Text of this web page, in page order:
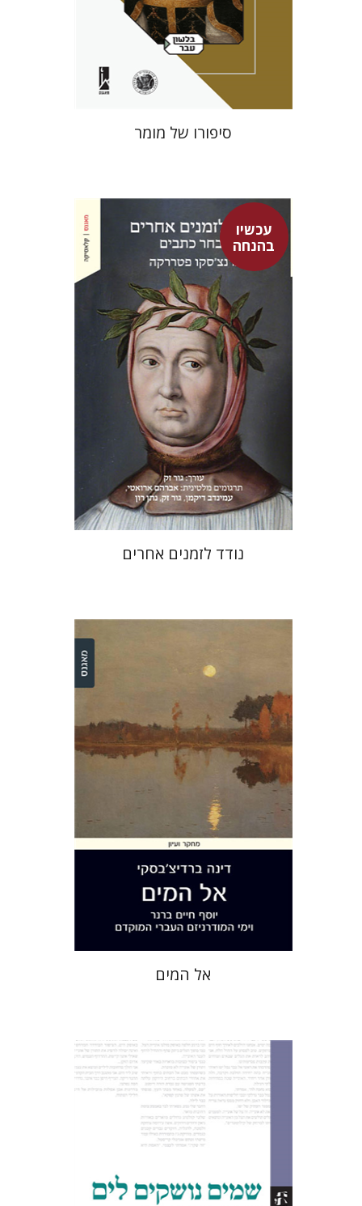
הנחת אתר ספר מודפס
$46
$41
סיפורו של מומר
עכשיו
בהנחהפרנצ'סקו פטררקה
גור זק
עמינדב דיקמן
נתן רון
גור זק
אברהם ארואטי
עכשיו בהנחה
$42
$31
נודד לזמנים אחרים
דינה ברדיצ'בסקי
הנחת אתר ספר מודפס
$31
$28
אל המים
שחר פינסקר